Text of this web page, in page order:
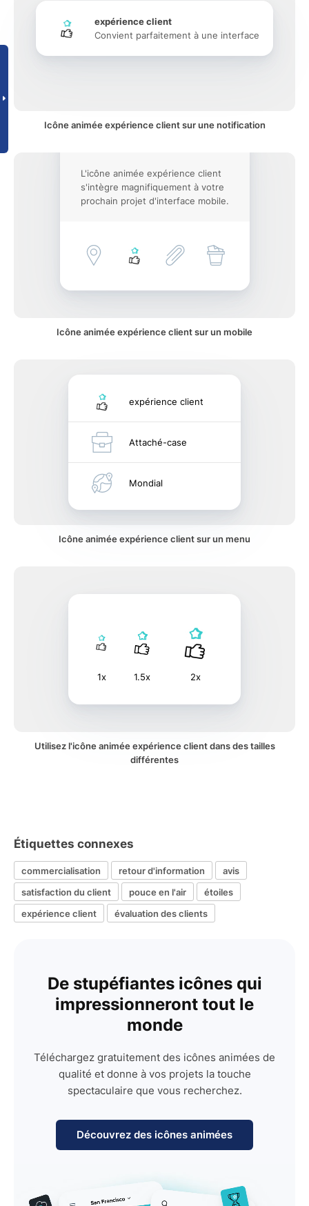
expérience client
Convient parfaitement à une interface
Icône animée expérience client sur une notification
L'icône animée expérience client
s'intègre magnifiquement à votre
prochain projet d'interface mobile.
Icône animée expérience client sur un mobile
expérience client
Attaché-case
Mondial
Icône animée expérience client sur un menu
1x 1.5x 2x
Utilisez l'icône animée expérience client dans des tailles
différentes
Étiquettes connexes
commercialisation retour d'information
avis
satisfaction du client
pouce en l'air
étoiles
expérience client
évaluation des clients
De stupéfiantes icônes qui
impressionneront tout le
monde
Téléchargez gratuitement des icônes animées de
qualité et donne à vos projets la touche
spectaculaire que vous recherchez.
Découvrez des icônes animées